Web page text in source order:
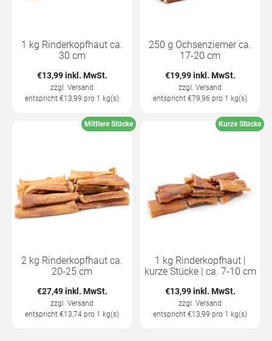
1 kg Rinderkopfhaut ca.
30 cm
€13,99 inkl. MwSt.
zzgl. Versand
entspricht €13,99 pro 1 kg(s)
250 g Ochsenziemer ca.
17-20 cm
€19,99 inkl. MwSt.
zzgl. Versand
entspricht €79,96 pro 1 kg(s)
Mittlere Stücke
2 kg Rinderkopfhaut ca.
20-25 cm
€27,49 inkl. MwSt.
zzgl. Versand
entspricht €13,74 pro 1 kg(s)
Kurze Stücke
1 kg Rinderkopfhaut |
kurze Stücke | ca. 7-10 cm
€13,99 inkl. MwSt.
zzgl. Versand
entspricht €13,99 pro 1 kg(s)